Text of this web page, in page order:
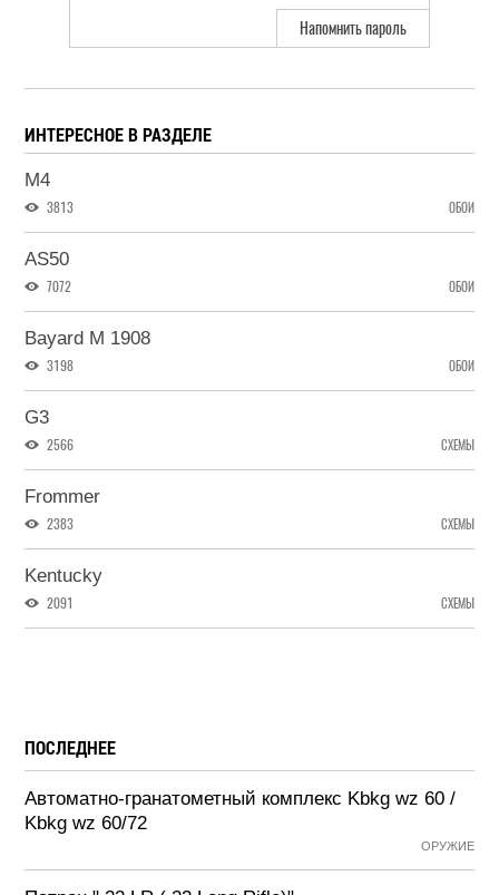
Напомнить пароль
ИНТЕРЕСНОЕ В РАЗДЕЛЕ
M4
3813 ОБОИ
AS50
7072 ОБОИ
Bayard M 1908
3198 ОБОИ
G3
2566 СХЕМЫ
Frommer
2383 СХЕМЫ
Kentucky
2091 СХЕМЫ
ПОСЛЕДНЕЕ
Автоматно-гранатометный комплекс Kbkg wz 60 /
Kbkg wz 60/72
ОРУЖИЕ